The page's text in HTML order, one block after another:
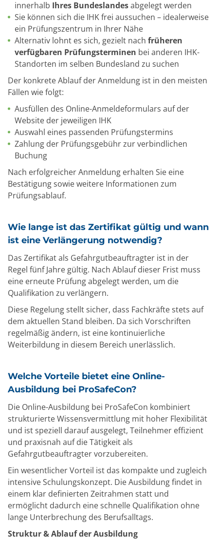
innerhalb Ihres Bundeslandesabgelegt werden
Sie können sich die IHK frei aussuchen – idealerweise
ein Prüfungszentrum in Ihrer Nähe
Alternativ lohnt es sich, gezielt nach früheren
verfügbaren Prüfungsterminen bei anderen IHK-
Standorten im selben Bundesland zu suchen
Der konkrete Ablauf der Anmeldung ist in den meisten
Fällen wie folgt:
Ausfüllen des Online-Anmeldeformulars auf der
Website der jeweiligen IHK
Auswahl eines passenden Prüfungstermins
Zahlung der Prüfungsgebühr zur verbindlichen
Buchung
Nach erfolgreicher Anmeldung erhalten Sie eine
Bestätigung sowie weitere Informationen zum
Prüfungsablauf.
Wie lange ist das Zertifikat gültig und wann
ist eine Verlängerung notwendig?
Das Zertifikat als Gefahrgutbeauftragter ist in der
Regel fünf Jahre gültig. Nach Ablauf dieser Frist muss
eine erneute Prüfung abgelegt werden, um die
Qualifikation zu verlängern.
Diese Regelung stellt sicher, dass Fachkräfte stets auf
dem aktuellen Stand bleiben. Da sich Vorschriften
regelmäßig ändern, ist eine kontinuierliche
Weiterbildung in diesem Bereich unerlässlich.
Welche Vorteile bietet eine Online-
Ausbildung bei ProSafeCon?
Die Online-Ausbildung bei ProSafeCon kombiniert
strukturierte Wissensvermittlung mit hoher Flexibilität
und ist speziell darauf ausgelegt, Teilnehmer effizient
und praxisnah auf die Tätigkeit als
Gefahrgutbeauftragter vorzubereiten.
Ein wesentlicher Vorteil ist das kompakte und zugleich
intensive Schulungskonzept. Die Ausbildung findet in
einem klar definierten Zeitrahmen statt und
ermöglicht dadurch eine schnelle Qualifikation ohne
lange Unterbrechung des Berufsalltags.
Struktur & Ablauf der Ausbildung